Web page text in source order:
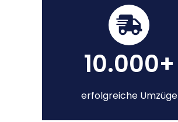
10.000+
erfolgreiche Umzüge